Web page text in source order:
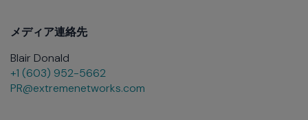
メディア連絡先
Blair Donald
+1 (603) 952-5662
PR@extremenetworks.com